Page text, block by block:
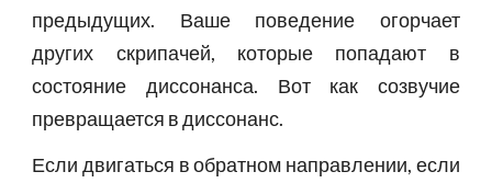
предыдущих. Ваше поведение огорчает
других скрипачей, которые попадают в
состояние диссонанса. Вот как созвучие
превращается в диссонанс.
Если двигаться в обратном направлении, если